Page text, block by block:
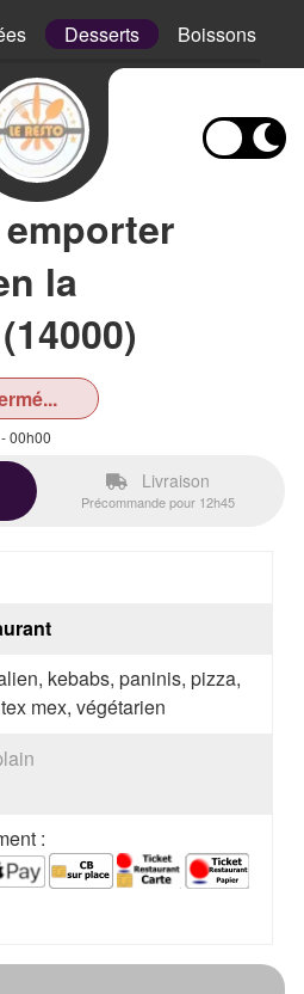
Desserts Boissons
la
00h00
Livraison
Précommande pour 12h45
kebabs, paninis, pizza,
mex, végétarien
: